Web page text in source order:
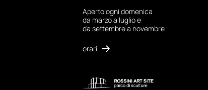
Aperto ogni domenica
da marzo a luglio e
da settembre a novembre
orari